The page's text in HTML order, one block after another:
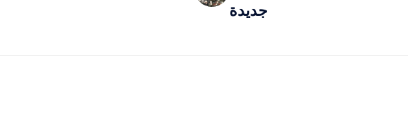
جديدة